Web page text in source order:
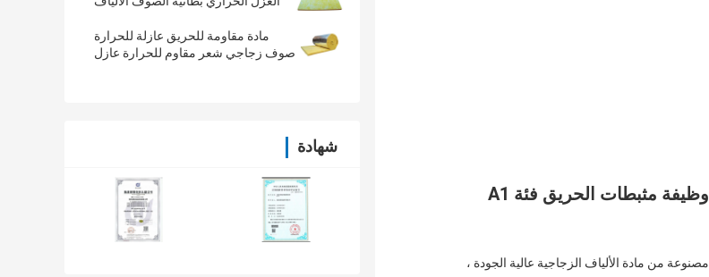
مادة مقاومة للحريق عازلة للحرارة
صوف زجاجي شعر مقاوم للحرارة عازل
شهادة
وظيفة مثبطات الحريق فئة A1